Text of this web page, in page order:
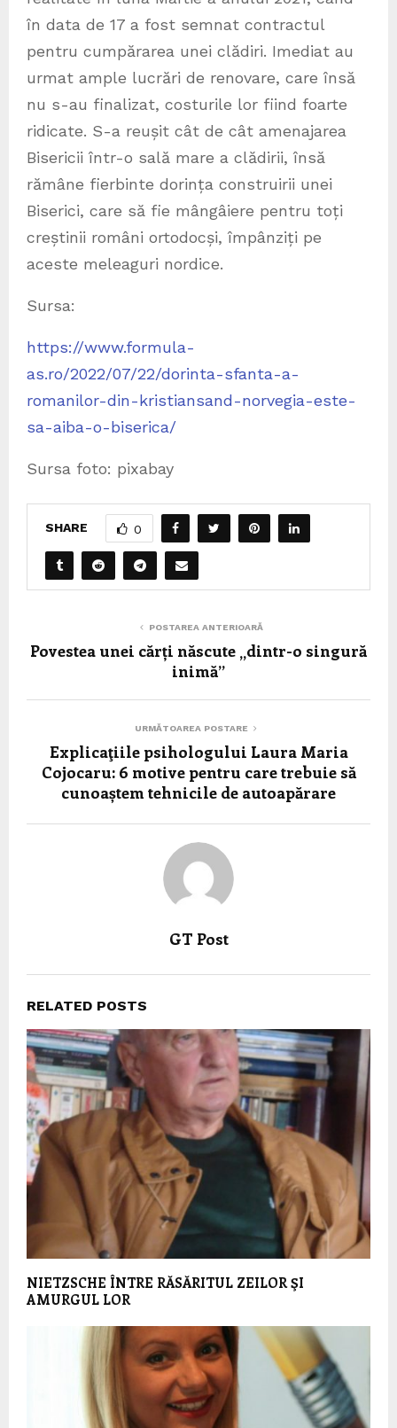
în data de 17 a fost semnat con­trac­tul
pentru cumpărarea unei clă­diri. Imediat au
urmat ample lucrări de renovare, care însă
nu s-au finalizat, costurile lor fiind foarte
ridicate. S-a reușit cât de cât amenajarea
Bisericii într-o sală mare a clădirii, însă
rămâne fierbinte dorința construirii unei
Biserici, care să fie mângâiere pentru toți
creștinii ro­mâni ortodocși, împânziți pe
aceste meleaguri nor­dice.
Sursa:
https://www.formula-
as.ro/2022/07/22/dorinta-sfanta-a-
romanilor-din-kristiansand-norvegia-este-
sa-aiba-o-biserica/
Sursa foto: pixabay
SHARE 0
POSTAREA ANTERIOARĂ
Povestea unei cărți născute „dintr-o singură
inimă”
URMĂTOAREA POSTARE
Explicaţiile psihologului Laura Maria
Cojocaru: 6 motive pentru care trebuie să
cunoaștem tehnicile de autoapărare
GT Post
RELATED POSTS
NIETZSCHE ÎNTRE RĂSĂRITUL ZEILOR ŞI
AMURGUL LOR